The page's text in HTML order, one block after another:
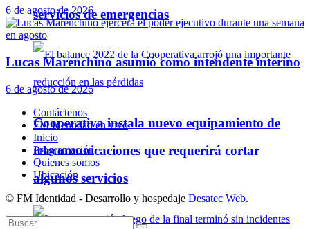
servicios de emergencias
Cooperativa instala nuevo equipamiento de
telecomunicaciones que requerirá cortar
algunos servicios
6 de agosto de 2026
Lucas Marenchino asumió como intendente interino
6 de agosto de 2026
Contáctenos
FM Identidad en vivo
Inicio
Programación
Quienes somos
Ubicación
© FM Identidad - Desarrollo y hospedaje Desatec Web.